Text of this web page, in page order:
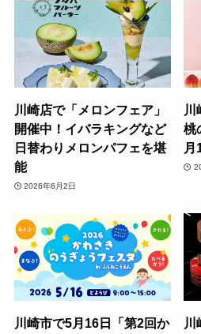
川崎店で「メロンフェア」
開催中！イバラキングなど
日替わりメロンパフェを堪
能
2026年6月2日
川
桃
月
川崎市で5月16日「第2回か
川